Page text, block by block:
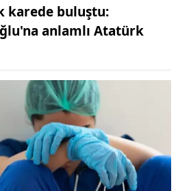
karede buluştu:
anlamlı Atatürk